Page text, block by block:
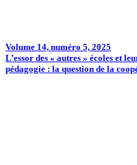
Volume 14, numéro 5, 2025
L’essor des « autres » écoles et
pédagogie : la question de la